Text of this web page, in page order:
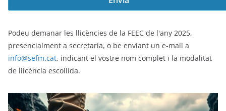
Podeu demanar les llicències de la FEEC de l'any 2025,
presencialment a secretaria, o be enviant un e-mail a
info@sefm.cat, indicant el vostre nom complet i la modalitat
de llicència escollida.